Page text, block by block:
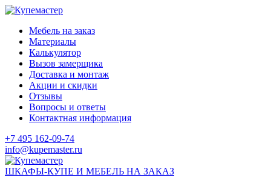
Мебель на заказ
Материалы
Калькулятор
Вызов замерщика
Доставка и монтаж
Акции и скидки
Отзывы
Вопросы и ответы
Контактная информация
+7 495 162-09-74
info@kupemaster.ru
ШКАФЫ-КУПЕ И МЕБЕЛЬ НА ЗАКАЗ